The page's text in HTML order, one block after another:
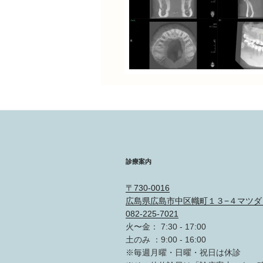
診療案内
〒730-0016
広島県広島市中区幟町１３−４マツ
082-225-7021
火〜金： 7:30 - 17:00
土のみ ：9:00 - 16:00
※毎週月曜・日曜・祝日は休診